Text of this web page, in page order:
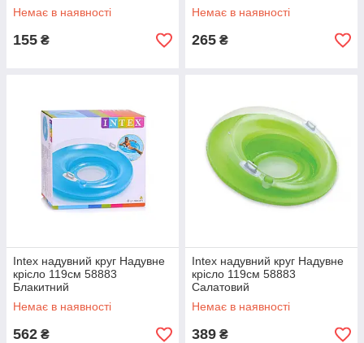
Немає в наявності
155 ₴
Немає в наявності
265 ₴
Intex надувний круг Надувне
крісло 119см 58883
Блакитний
Немає в наявності
562 ₴
Intex надувний круг Надувне
крісло 119см 58883
Салатовий
Немає в наявності
389 ₴